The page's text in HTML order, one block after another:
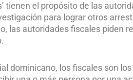
tienen el propósito de las
para lograr otros
las autoridades fiscales piden
dominicano, los fiscales son